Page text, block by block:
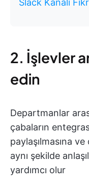
Slack Kanalı
2. İşlevler
edin
Departmanlar
çabaların
paylaşılmasına
aynı şekilde
yardımcı olur